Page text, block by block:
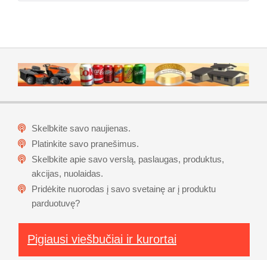
Skelbkite savo naujienas.
Platinkite savo pranešimus.
Skelbkite apie savo verslą, paslaugas, produktus,
akcijas, nuolaidas.
Pridėkite nuorodas į savo svetainę ar į produktu
parduotuvę?
Pigiausi viešbučiai ir kurortai